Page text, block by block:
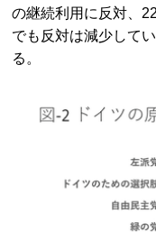
の継続利用に反対、
でも反対は減少して
る。